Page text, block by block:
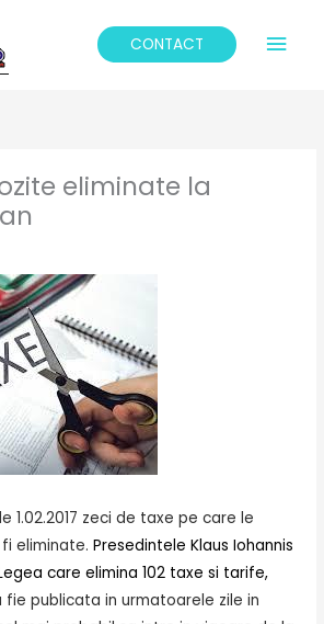
Main
CONTACT
eliminate la
1.02.2017 zeci de taxe pe care le
eliminate. Presedintele Klaus Iohannis
care elimina 102 taxe si tarife,
fie publicata in urmatoarele zile in